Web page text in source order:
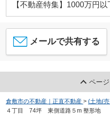
【不動産特集】1000万円
メールで共有する
ペー
倉敷市の不動産｜正直不動産 > (土地(
４丁目 74坪 東側道路５m 整形地